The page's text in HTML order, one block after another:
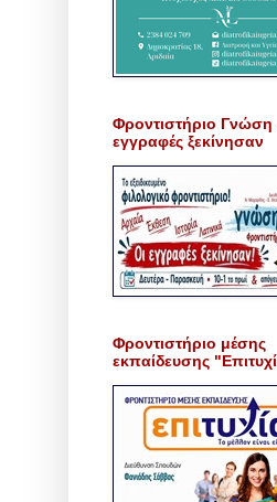
Φροντιστήριο Γνώση
εγγραφές ξεκίνησαν
Φροντιστήριο μέσης
εκπαίδευσης